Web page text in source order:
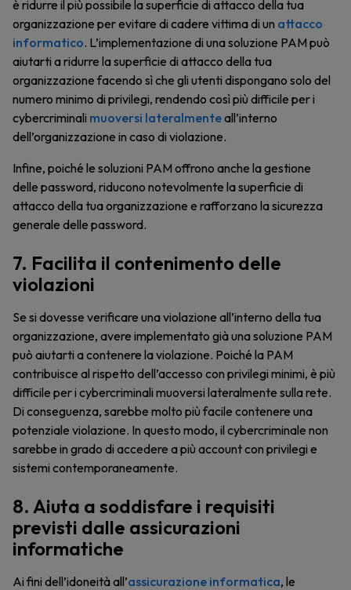
è ridurre il più possibile la superficie di attacco della tua
organizzazione per evitare di cadere vittima di un attacco
informatico. L’implementazione di una soluzione PAM può
aiutarti a ridurre la superficie di attacco della tua
organizzazione facendo sì che gli utenti dispongano solo del
numero minimo di privilegi, rendendo così più difficile per i
cybercriminali muoversi lateralmenteall’interno
dell’organizzazione in caso di violazione.
Infine, poiché le soluzioni PAM offrono anche la gestione
delle password, riducono notevolmente la superficie di
attacco della tua organizzazione e rafforzano la sicurezza
generale delle password.
7. Facilita il contenimento delle
violazioni
Se si dovesse verificare una violazione all’interno della tua
organizzazione, avere implementato già una soluzione PAM
può aiutarti a contenere la violazione. Poiché la PAM
contribuisce al rispetto dell’accesso con privilegi minimi, è più
difficile per i cybercriminali muoversi lateralmente sulla rete.
Di conseguenza, sarebbe molto più facile contenere una
potenziale violazione. In questo modo, il cybercriminale non
sarebbe in grado di accedere a più account con privilegi e
sistemi contemporaneamente.
8. Aiuta a soddisfare i requisiti
previsti dalle assicurazioni
informatiche
Ai fini dell’idoneità all’assicurazione informatica, le